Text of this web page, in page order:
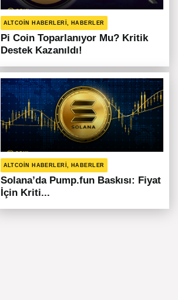
ALTCOIN HABERLERI, HABERLER
Pi Coin Toparlanıyor Mu? Kritik
Destek Kazanıldı!
ALTCOIN HABERLERI, HABERLER
Solana’da Pump.fun Baskısı: Fiyat
İçin Kriti...